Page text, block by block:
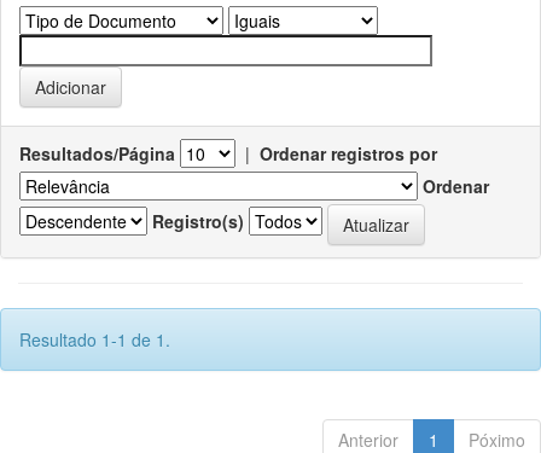
Resultados/Página | Ordenar registros por
Ordenar
Registro(s)
Resultado 1-1 de 1.
Anterior 1 Póximo